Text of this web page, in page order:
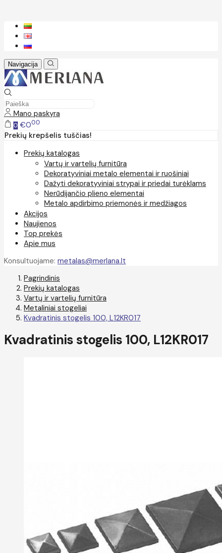
Navigacija
Mano paskyra
0 €000
Prekių krepšelis tuščias!
Prekių katalogas
Vartų ir vartelių furnitūra
Dekoratyviniai metalo elementai ir ruošiniai
Dažyti dekoratyviniai strypai ir priedai turėklams
Nerūdijančio plieno elementai
Metalo apdirbimo priemonės ir medžiagos
Akcijos
Naujienos
Top prekės
Apie mus
Konsultuojame: metalas@merlana.lt
Pagrindinis
Prekių katalogas
Vartų ir vartelių furnitūra
Metaliniai stogeliai
Kvadratinis stogelis 100, L12KR017
Kvadratinis stogelis 100, L12KR017